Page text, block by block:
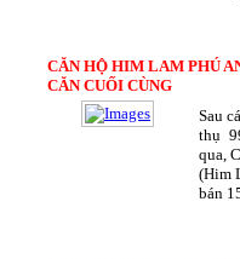
CĂN HỘ HIM LAM PHÚ
CĂN CUỐI CÙNG
Sau
thụ
qua,
(Him
bán